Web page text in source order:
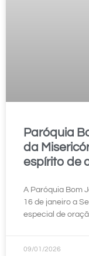
Paróquia
da
espírito de
A Paróquia Bom
16 de janeiro a
especial de
09/01/2026